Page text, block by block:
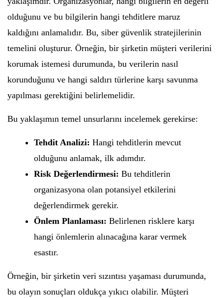
olduğunu ve bu bilgilerin hangi tehditlere maruz
kaldığını anlamalıdır. Bu, siber güvenlik stratejilerinin
temelini oluşturur. Örneğin, bir şirketin müşteri verilerini
korumak istemesi durumunda, bu verilerin nasıl
korunduğunu ve hangi saldırı türlerine karşı savunma
yapılması gerektiğini belirlemelidir.
Bu yaklaşımın temel unsurlarını incelemek gerekirse:
Tehdit Analizi: Hangi tehditlerin mevcut
olduğunu anlamak, ilk adımdır.
Risk Değerlendirmesi: Bu tehditlerin
organizasyona olan potansiyel etkilerini
değerlendirmek gerekir.
Önlem Planlaması: Belirlenen risklere karşı
hangi önlemlerin alınacağına karar vermek
esastır.
Örneğin, bir şirketin veri sızıntısı yaşaması durumunda,
bu olayın sonuçları oldukça yıkıcı olabilir. Müşteri